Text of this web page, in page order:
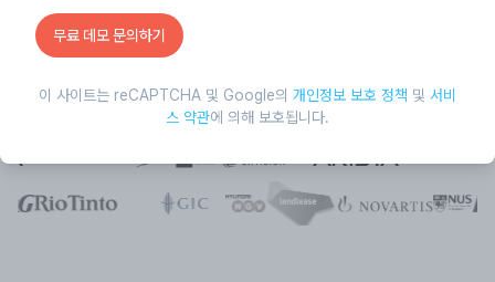
무료 데모 문의하기
이 사이트는 reCAPTCHA 및 Google의 개인정보 보호 정책 및 서비
스 약관에 의해 보호됩니다.
대표 고객사